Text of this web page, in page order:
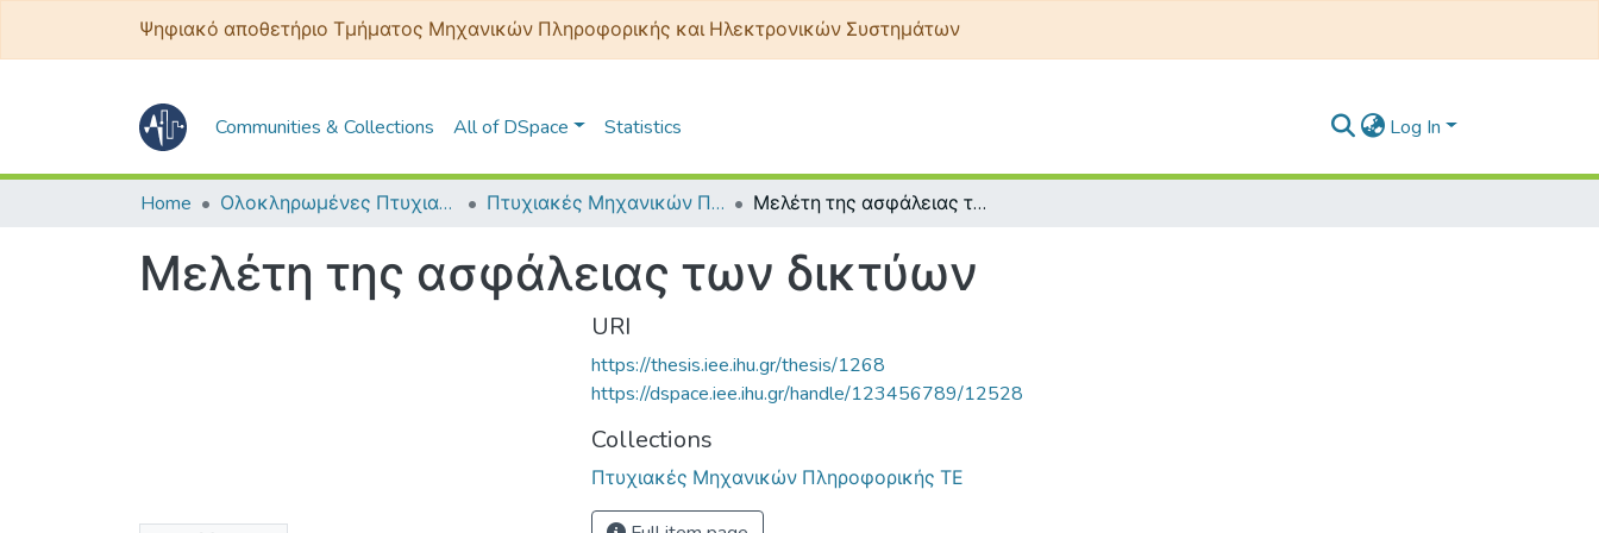
Ψηφιακό αποθετήριο Τμήματος Μηχανικών Πληροφορικής και Ηλεκτρονικών Συστημάτων
Communities & Collections All of DSpace Statistics Log In
Home Ολοκληρωμένες Πτυχιακές - Διπλωματικές Πτυχιακές Μηχανικών Πληροφορικής ΤΕ Μελέτη της ασφάλειας των δικτύων
Μελέτη της ασφάλειας των δικτύων
URI
https://thesis.iee.ihu.gr/thesis/1268
https://dspace.iee.ihu.gr/handle/123456789/12528
Collections
Πτυχιακές Μηχανικών Πληροφορικής ΤΕ